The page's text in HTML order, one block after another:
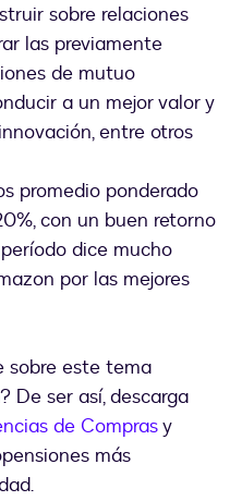
sobre relaciones
las previamente
de mutuo
a un mejor valor y
entre otros
promedio ponderado
con un buen retorno
dice mucho
por las mejores
sobre este tema
De ser así, descarga
de Comprasy
más